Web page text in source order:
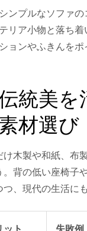
ンプルなソファの
リア小物と落ち
ョンやふきんを
統美を
材選び
け木製や和紙、布
。背の低い座椅子
、現代の生活に
ット 失敗例